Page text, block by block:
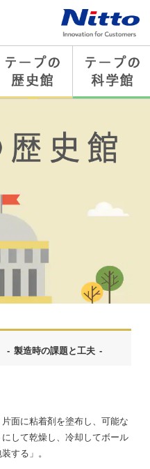
製造時の課題と工夫
面に粘着剤を塗布し、可能な
して乾燥し、冷却してボール
する」。